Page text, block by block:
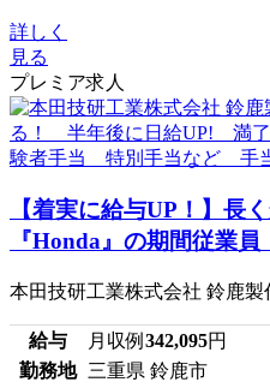
詳しく
見る
プレミア求人
【着実に給与UP！】長
『Honda』の期間従業員
本田技研工業株式会社 鈴鹿
給与 月収例 342,095円
勤務地 三重県 鈴鹿市